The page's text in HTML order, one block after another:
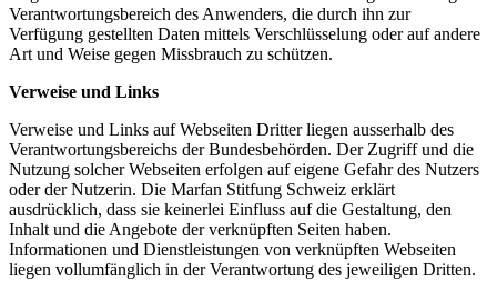
Verantwortungsbereich des Anwenders, die durch ihn zur
Verfügung gestellten Daten mittels Verschlüsselung oder auf andere
Art und Weise gegen Missbrauch zu schützen.
Verweise und Links
Verweise und Links auf Webseiten Dritter liegen ausserhalb des
Verantwortungsbereichs der Bundesbehörden. Der Zugriff und die
Nutzung solcher Webseiten erfolgen auf eigene Gefahr des Nutzers
oder der Nutzerin. Die Marfan Stitfung Schweiz erklärt
ausdrücklich, dass sie keinerlei Einfluss auf die Gestaltung, den
Inhalt und die Angebote der verknüpften Seiten haben.
Informationen und Dienstleistungen von verknüpften Webseiten
liegen vollumfänglich in der Verantwortung des jeweiligen Dritten.